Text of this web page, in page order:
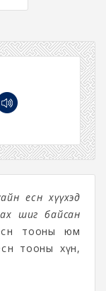
есөн хүүхэд
шиг байсан
тооны юм
тооны хүн,